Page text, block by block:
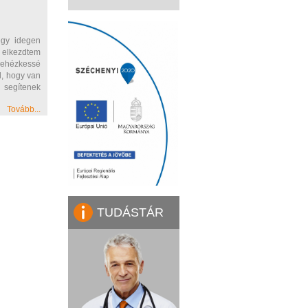
idegen
hogy van
Tovább...
TUDÁSTÁR